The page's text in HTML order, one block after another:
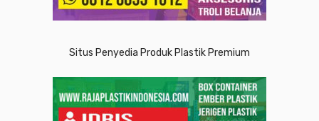
Situs Penyedia Produk Plastik Premium